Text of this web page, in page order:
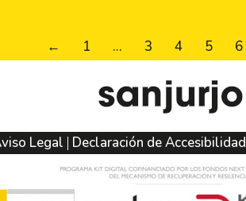
← 1 … 3 4 5 6
Legal Declaración de Accesibilidad